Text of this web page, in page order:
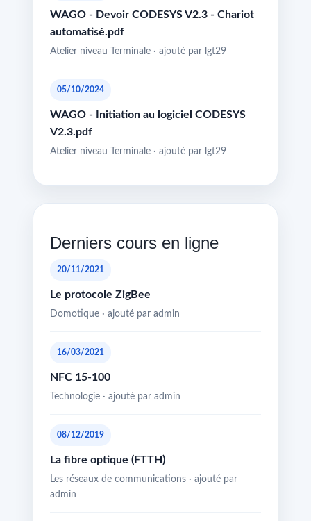
WAGO - Devoir CODESYS V2.3 - Chariot
automatisé.pdf
Atelier niveau Terminale · ajouté par lgt29
05/10/2024
WAGO - Initiation au logiciel CODESYS
V2.3.pdf
Atelier niveau Terminale · ajouté par lgt29
Derniers cours en ligne
20/11/2021
Le protocole ZigBee
Domotique · ajouté par admin
16/03/2021
NFC 15-100
Technologie · ajouté par admin
08/12/2019
La fibre optique (FTTH)
Les réseaux de communications · ajouté par
admin